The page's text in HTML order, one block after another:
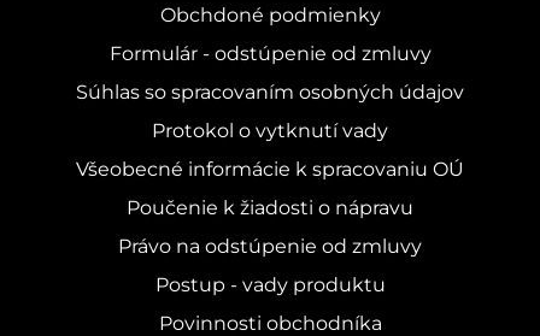
Obchdoné podmienky
Formulár - odstúpenie od zmluvy
Súhlas so spracovaním osobných údajov
Protokol o vytknutí vady
Všeobecné informácie k spracovaniu OÚ
Poučenie k žiadosti o nápravu
Právo na odstúpenie od zmluvy
Postup - vady produktu
Povinnosti obchodníka